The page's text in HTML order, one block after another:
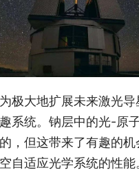
极大地扩展未来激光
系统。钠层中的光-原
，但这带来了有趣的
自适应光学系统的性能